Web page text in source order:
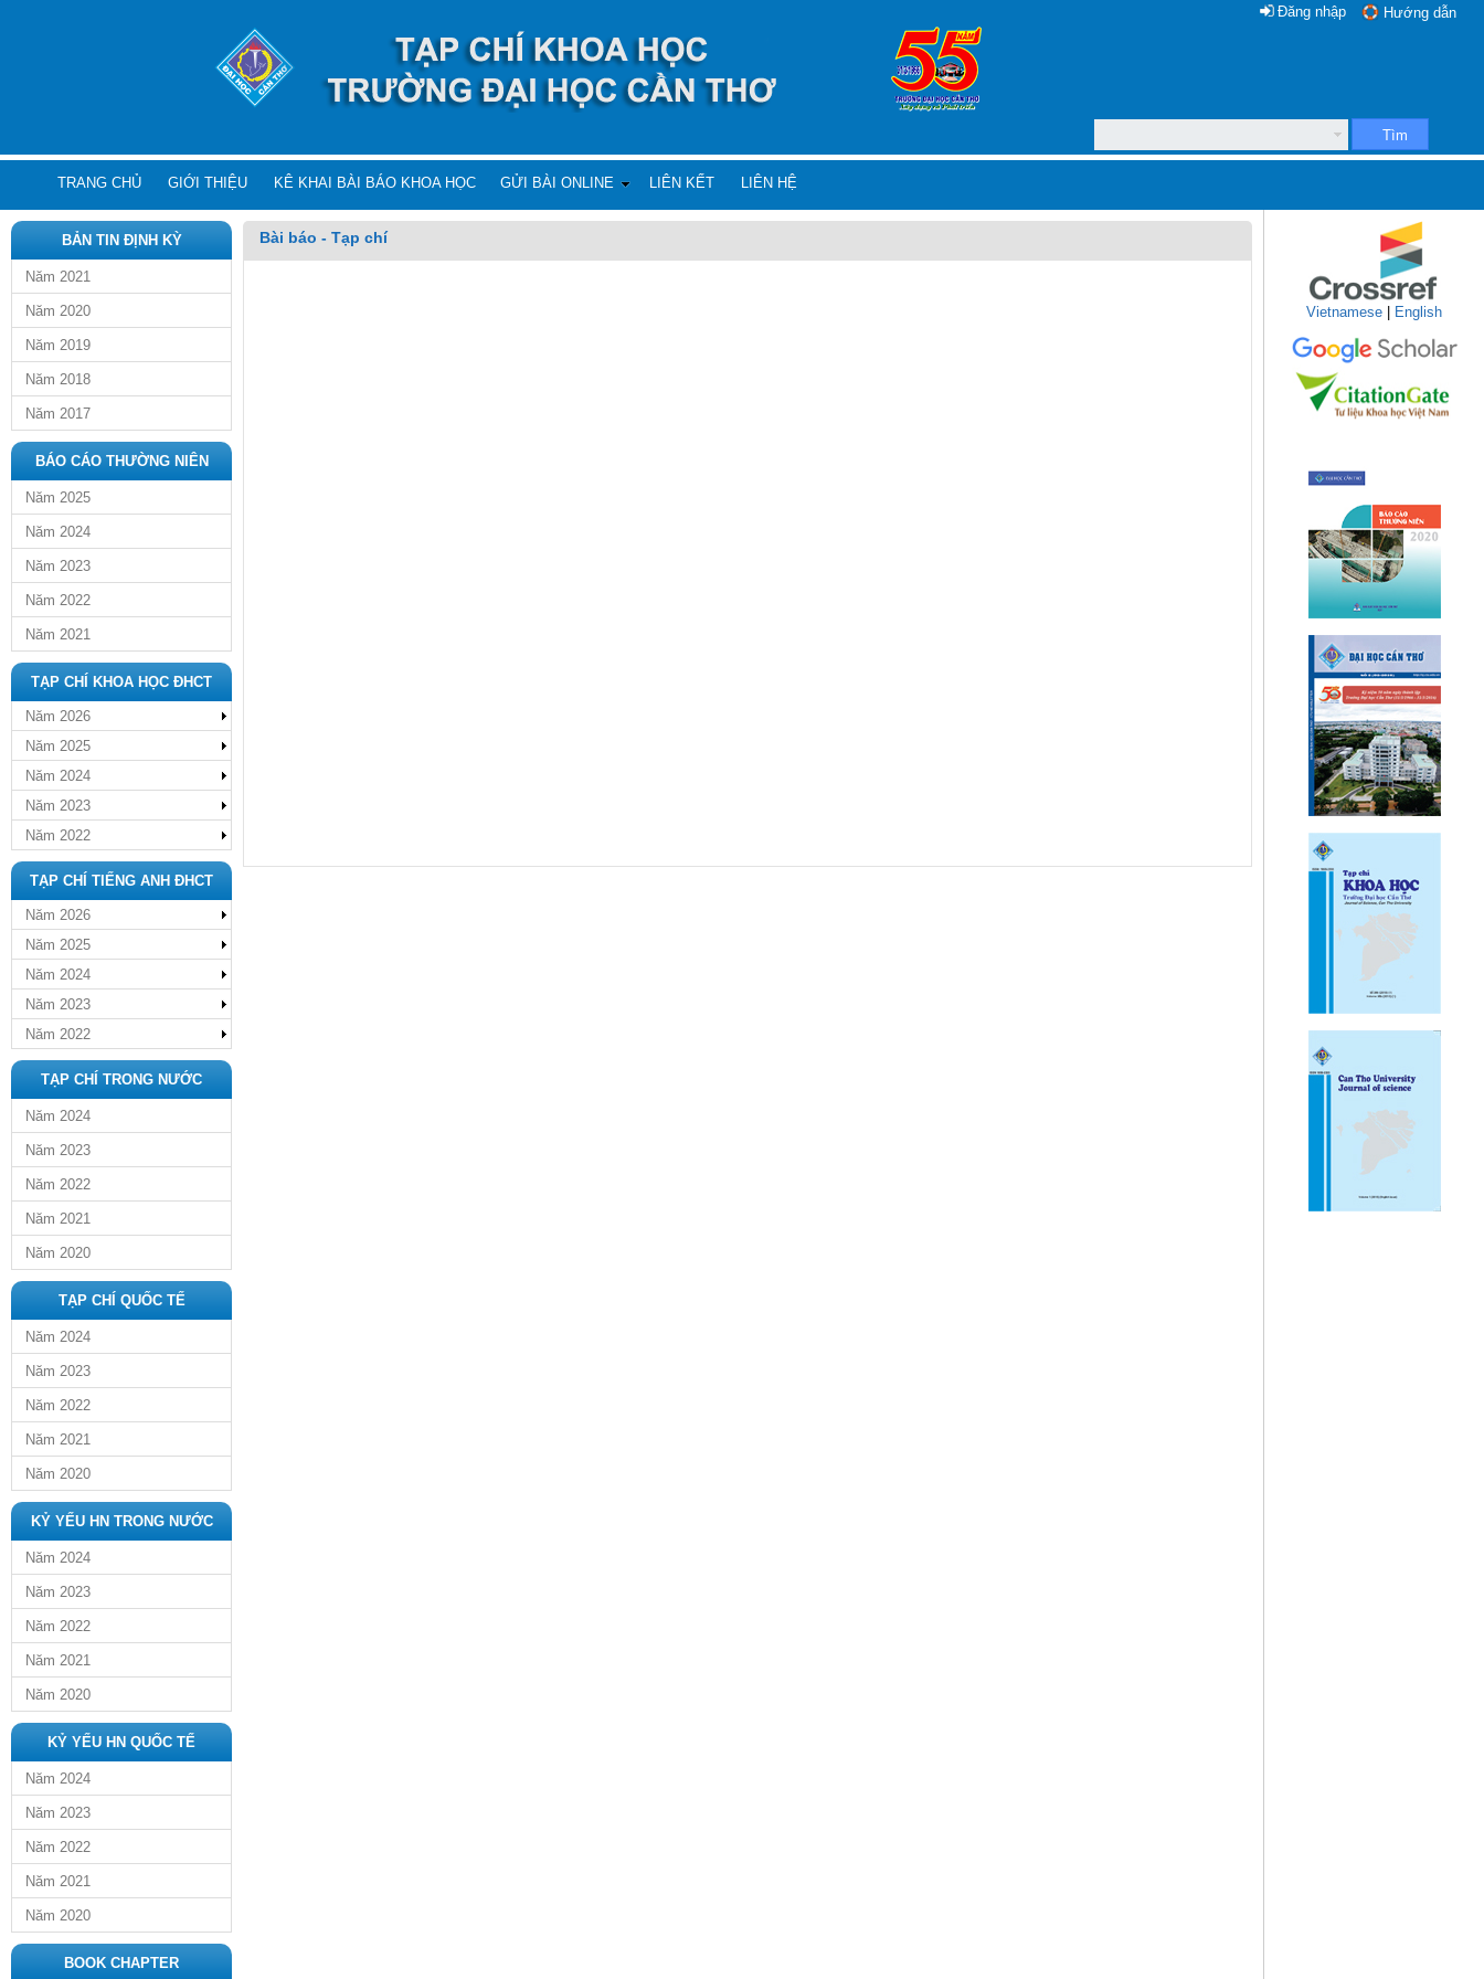
Hướng dẫn
Đăng nhập
Tìm
TRANG CHỦ GIỚI THIỆU KÊ KHAI BÀI BÁO KHOA HỌC GỬI BÀI ONLINE LIÊN KẾT LIÊN HỆ
BẢN TIN ĐỊNH KỲ
Năm 2021
Năm 2020
Năm 2019
Năm 2018
Năm 2017
BÁO CÁO THƯỜNG NIÊN
Năm 2025
Năm 2024
Năm 2023
Năm 2022
Năm 2021
TẠP CHÍ KHOA HỌC ĐHCT
Năm 2026
Năm 2025
Năm 2024
Năm 2023
Năm 2022
TẠP CHÍ TIẾNG ANH ĐHCT
Năm 2026
Năm 2025
Năm 2024
Năm 2023
Năm 2022
TẠP CHÍ TRONG NƯỚC
Năm 2024
Năm 2023
Năm 2022
Năm 2021
Năm 2020
TẠP CHÍ QUỐC TẾ
Năm 2024
Năm 2023
Năm 2022
Năm 2021
Năm 2020
KỶ YẾU HN TRONG NƯỚC
Năm 2024
Năm 2023
Năm 2022
Năm 2021
Năm 2020
KỶ YẾU HN QUỐC TẾ
Năm 2024
Năm 2023
Năm 2022
Năm 2021
Năm 2020
BOOK CHAPTER
Bài báo - Tạp chí
Vietnamese English